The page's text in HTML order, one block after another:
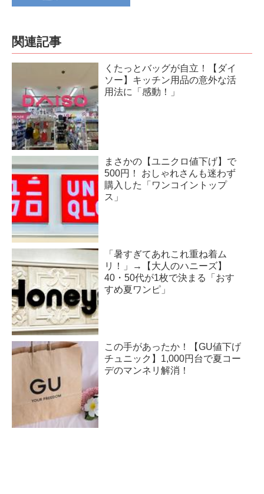
関連記事
くたっとバッグが自立！【ダイ
ソー】キッチン用品の意外な活
用法に「感動！」
まさかの【ユニクロ値下げ】で
500円！ おしゃれさんも迷わず
購入した「ワンコイントップ
ス」
「暑すぎてあれこれ重ね着ム
リ！」→【大人のハニーズ】
40・50代が1枚で決まる「おす
すめ夏ワンピ」
この手があったか！【GU値下げ
チュニック】1,000円台で夏コー
デのマンネリ解消！